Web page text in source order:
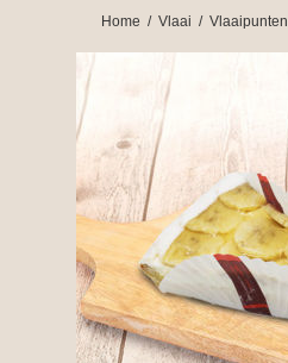
Home / Vlaai / Vlaaipunten